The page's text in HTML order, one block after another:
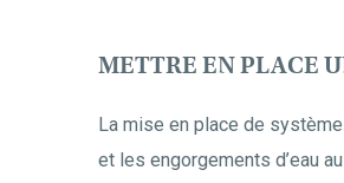
METTRE EN PLACE
La mise en place de
et les engorgements d’eau